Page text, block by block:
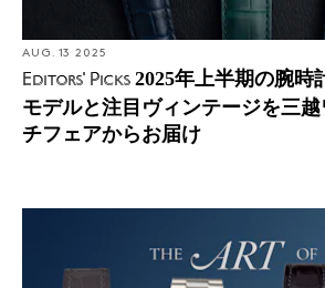
AUG. 13 2025
Editors' Picks 2025年上半期の腕時
モデルと注目ヴィンテージを三
チフェアからお届け